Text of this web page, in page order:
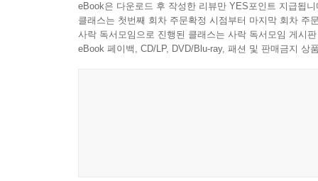
eBook은 다운로드 후 작성한 리뷰만 YES포인트 지급됩니
클래스는 첫번째 회차 주문확정 시점부터 마지막 회차 주
사락 독서모임으로 진행된 클래스는 사락 독서모임 게시
eBook 페이백, CD/LP, DVD/Blu-ray, 패션 및 판매금지 상